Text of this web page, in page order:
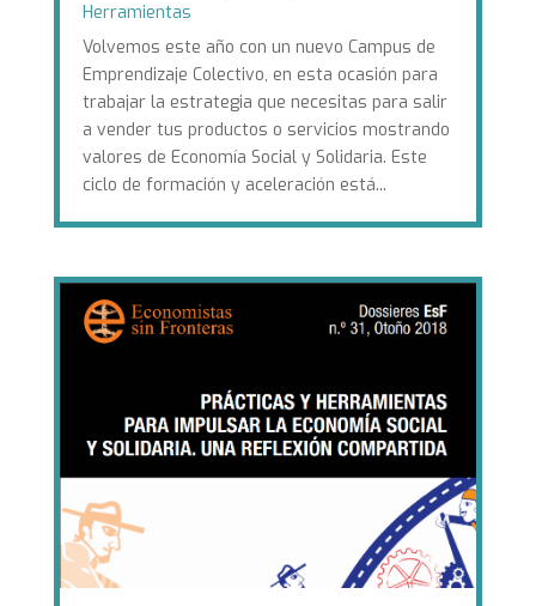
Herramientas
Volvemos este año con un nuevo Campus de
Emprendizaje Colectivo, en esta ocasión para
trabajar la estrategia que necesitas para salir
a vender tus productos o servicios mostrando
valores de Economía Social y Solidaria. Este
ciclo de formación y aceleración está...